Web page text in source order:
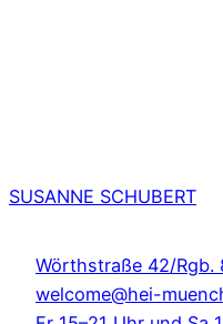
SUSANNE SCHUBERT
Wörthstraße 42/Rgb.
welcome@hei-